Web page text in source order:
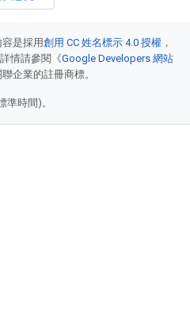
是採用創用 CC 姓名標示 4.0 授權 ，
情請參閱《Google Developers 網站
企業的註冊商標。
準時間)。